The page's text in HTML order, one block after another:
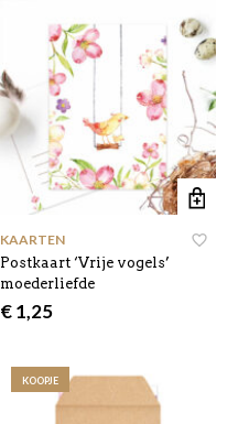
KAARTEN
Postkaart ‘Vrije vogels’
moederliefde
€1,25
KOOPJE